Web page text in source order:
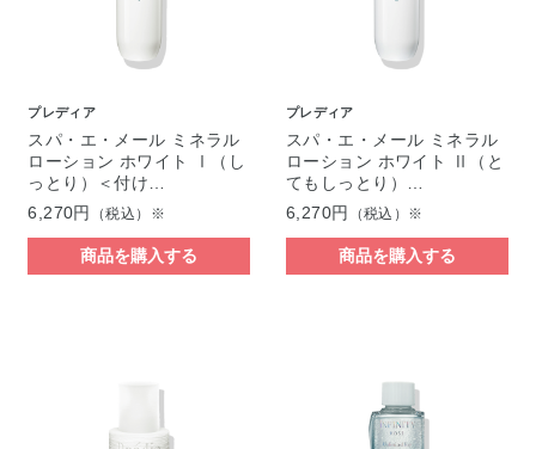
プレディア
スパ・エ・メール ミネラル
ローション ホワイト Ⅰ（し
っとり）＜付け…
6,270円
（税込）※
商品を購入する
プレディア
スパ・エ・メール ミネラル
ローション ホワイト Ⅱ（と
てもしっとり）…
6,270円
（税込）※
商品を購入する